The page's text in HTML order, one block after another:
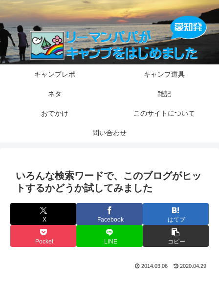
キャンプレポ キャンプ道具
ネタ 雑記
おでかけ このサイトについて
問い合わせ
いろんな検索ワードで、このブログがヒッ
トするかどうか試してみました
X Facebook はてブ
Pocket LINE コピー
2014.03.06 2020.04.29